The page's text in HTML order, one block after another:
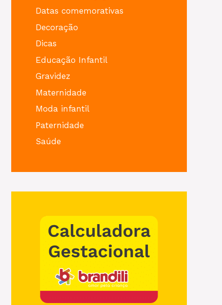
Datas comemorativas
Decoração
Dicas
Educação Infantil
Gravidez
Maternidade
Moda infantil
Paternidade
Saúde